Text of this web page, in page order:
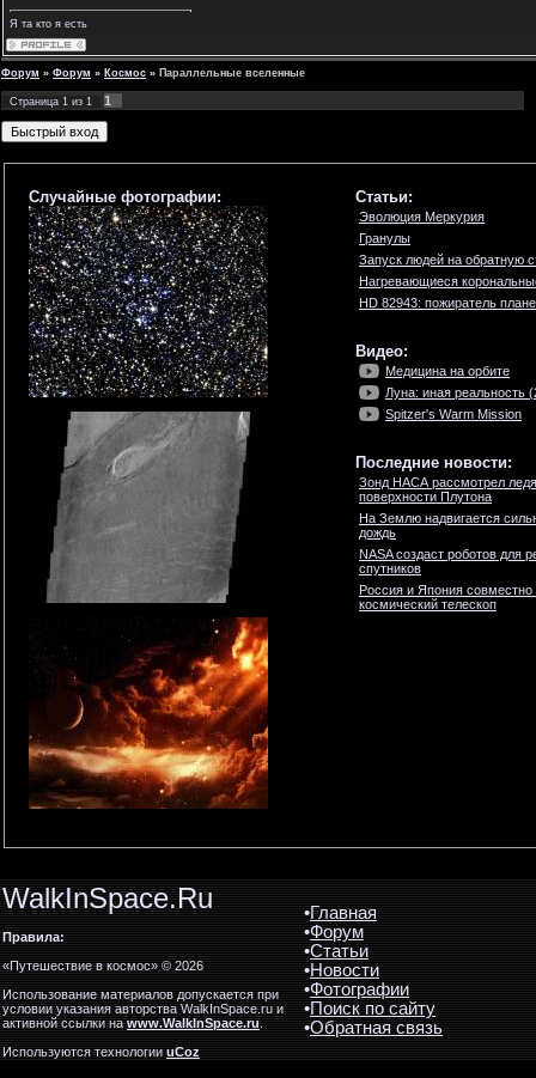
Я та кто я есть
Форум » Форум » Космос » Параллельные вселенные
Страница 1 из 1 1
Случайные фотографии: Статьи:
Эволюция Меркурия
Гранулы
Запуск людей на обратную
Нагревающиеся
HD 82943: пожиратель
Видео:
Медицина на орбите
Луна: иная реальность
Spitzer's Warm Mission
Последние новости:
Зонд НАСА рассмотрел
поверхности Плутона
На Землю надвигается
дождь
NASA создаст роботов для
спутников
Россия и Япония совместно
космический телескоп
WalkInSpace.Ru
Правила:
«Путешествие в космос» © 2026
Использование материалов допускается при
условии указания авторства WalkInSpace.ru и
активной ссылки наwww.WalkInSpace.ru.
Используются технологииuCoz
•Главная
•Форум
•Статьи
•Новости
•Фотографии
•Поиск по сайту
•Обратная связь